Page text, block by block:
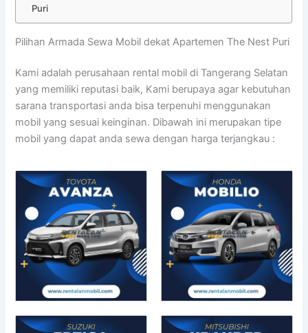
Puri
Pilihan Armada Sewa Mobil dekat Apartemen The Nest Puri
Kami adalah perusahaan rental mobil di Tangerang Selatan
yang memiliki reputasi baik, Kami berupaya agar kebutuhan
sarana transportasi anda bisa terpenuhi menggunakan
mobil yang sesuai keinginan. Dibawah ini merupakan tipe
mobil yang dapat anda sewa dengan harga terjangkau :